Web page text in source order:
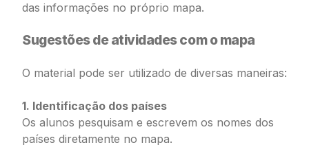
das informações no próprio mapa.
Sugestões de atividades com o mapa
O material pode ser utilizado de diversas maneiras:
1. Identificação dos países
Os alunos pesquisam e escrevem os nomes dos
países diretamente no mapa.